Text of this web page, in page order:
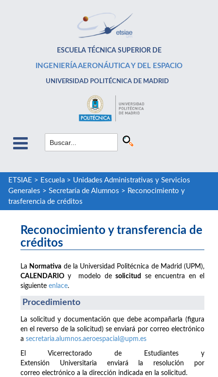
ESCUELA TÉCNICA SUPERIOR DE
INGENIERÍA AERONÁUTICA Y DEL ESPACIO
UNIVERSIDAD POLITÉCNICA DE MADRID
ETSIAE > Escuela> Unidades Administrativas y Servicios
Generales > Secretaría de Alumnos > Reconocimiento y
trasferencia de créditos
Reconocimiento y transferencia de
créditos
La Normativa de la Universidad Politécnica de Madrid (UPM),
CALENDARIO y modelo desolicitud
se encuentra en el
siguiente enlace.
Procedimiento
La solicitud y documentación que debe acompañarla (figura
en el reverso de la solicitud) se enviará por correo electrónico
a secretaria.alumnos.aeroespacial@upm.es
El Vicerrectorado de Estudiantes y
Extensión Universitaria enviará la resolución por
correo electrónico a la dirección indicada en la solicitud.